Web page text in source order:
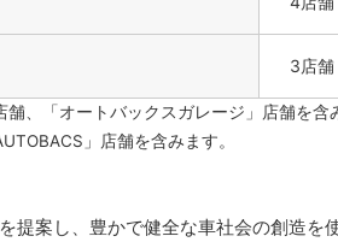
3店舗
、「オートバックスガレージ」店舗を含
」店舗を含みます。
案し、豊かで健全な車社会の創造を